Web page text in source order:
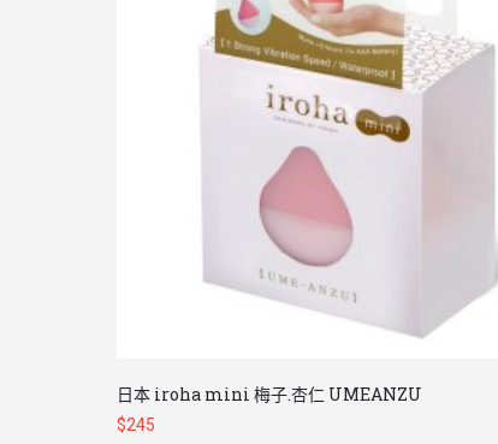
日本 iroha mini 梅子.杏仁 UMEANZU
$245